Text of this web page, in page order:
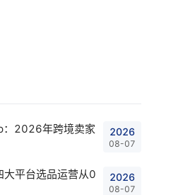
：2026年跨境卖家
2026
08-07
大平台选品运营从0
2026
08-07